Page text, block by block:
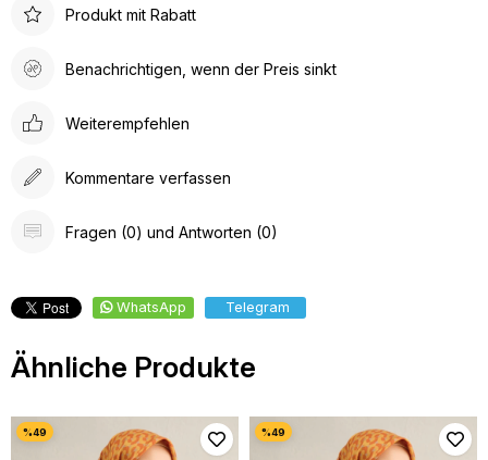
Produkt mit Rabatt
Benachrichtigen, wenn der Preis sinkt
Weiterempfehlen
Kommentare verfassen
Fragen (0) und Antworten (0)
WhatsApp Telegram
Ähnliche Produkte